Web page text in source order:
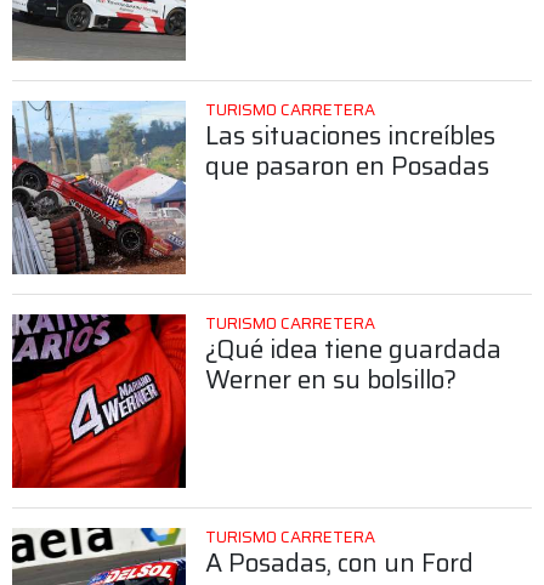
TURISMO CARRETERA
Las situaciones increíbles
que pasaron en Posadas
TURISMO CARRETERA
¿Qué idea tiene guardada
Werner en su bolsillo?
TURISMO CARRETERA
A Posadas, con un Ford